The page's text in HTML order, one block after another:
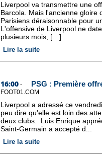
Liverpool va transmettre une
Barcola. Mais l'ancienne gloire
Parisiens déraisonnable pour
L'offensive de Liverpool ne
plusieurs mois, […]
Lire la suite
16:00 - PSG : Première
FOOT01.COM
Liverpool a adressé ce
peu dire qu'elle est loin des
deux clubs. Luis Enrique
Saint-Germain a accepté d...
Lire la suite